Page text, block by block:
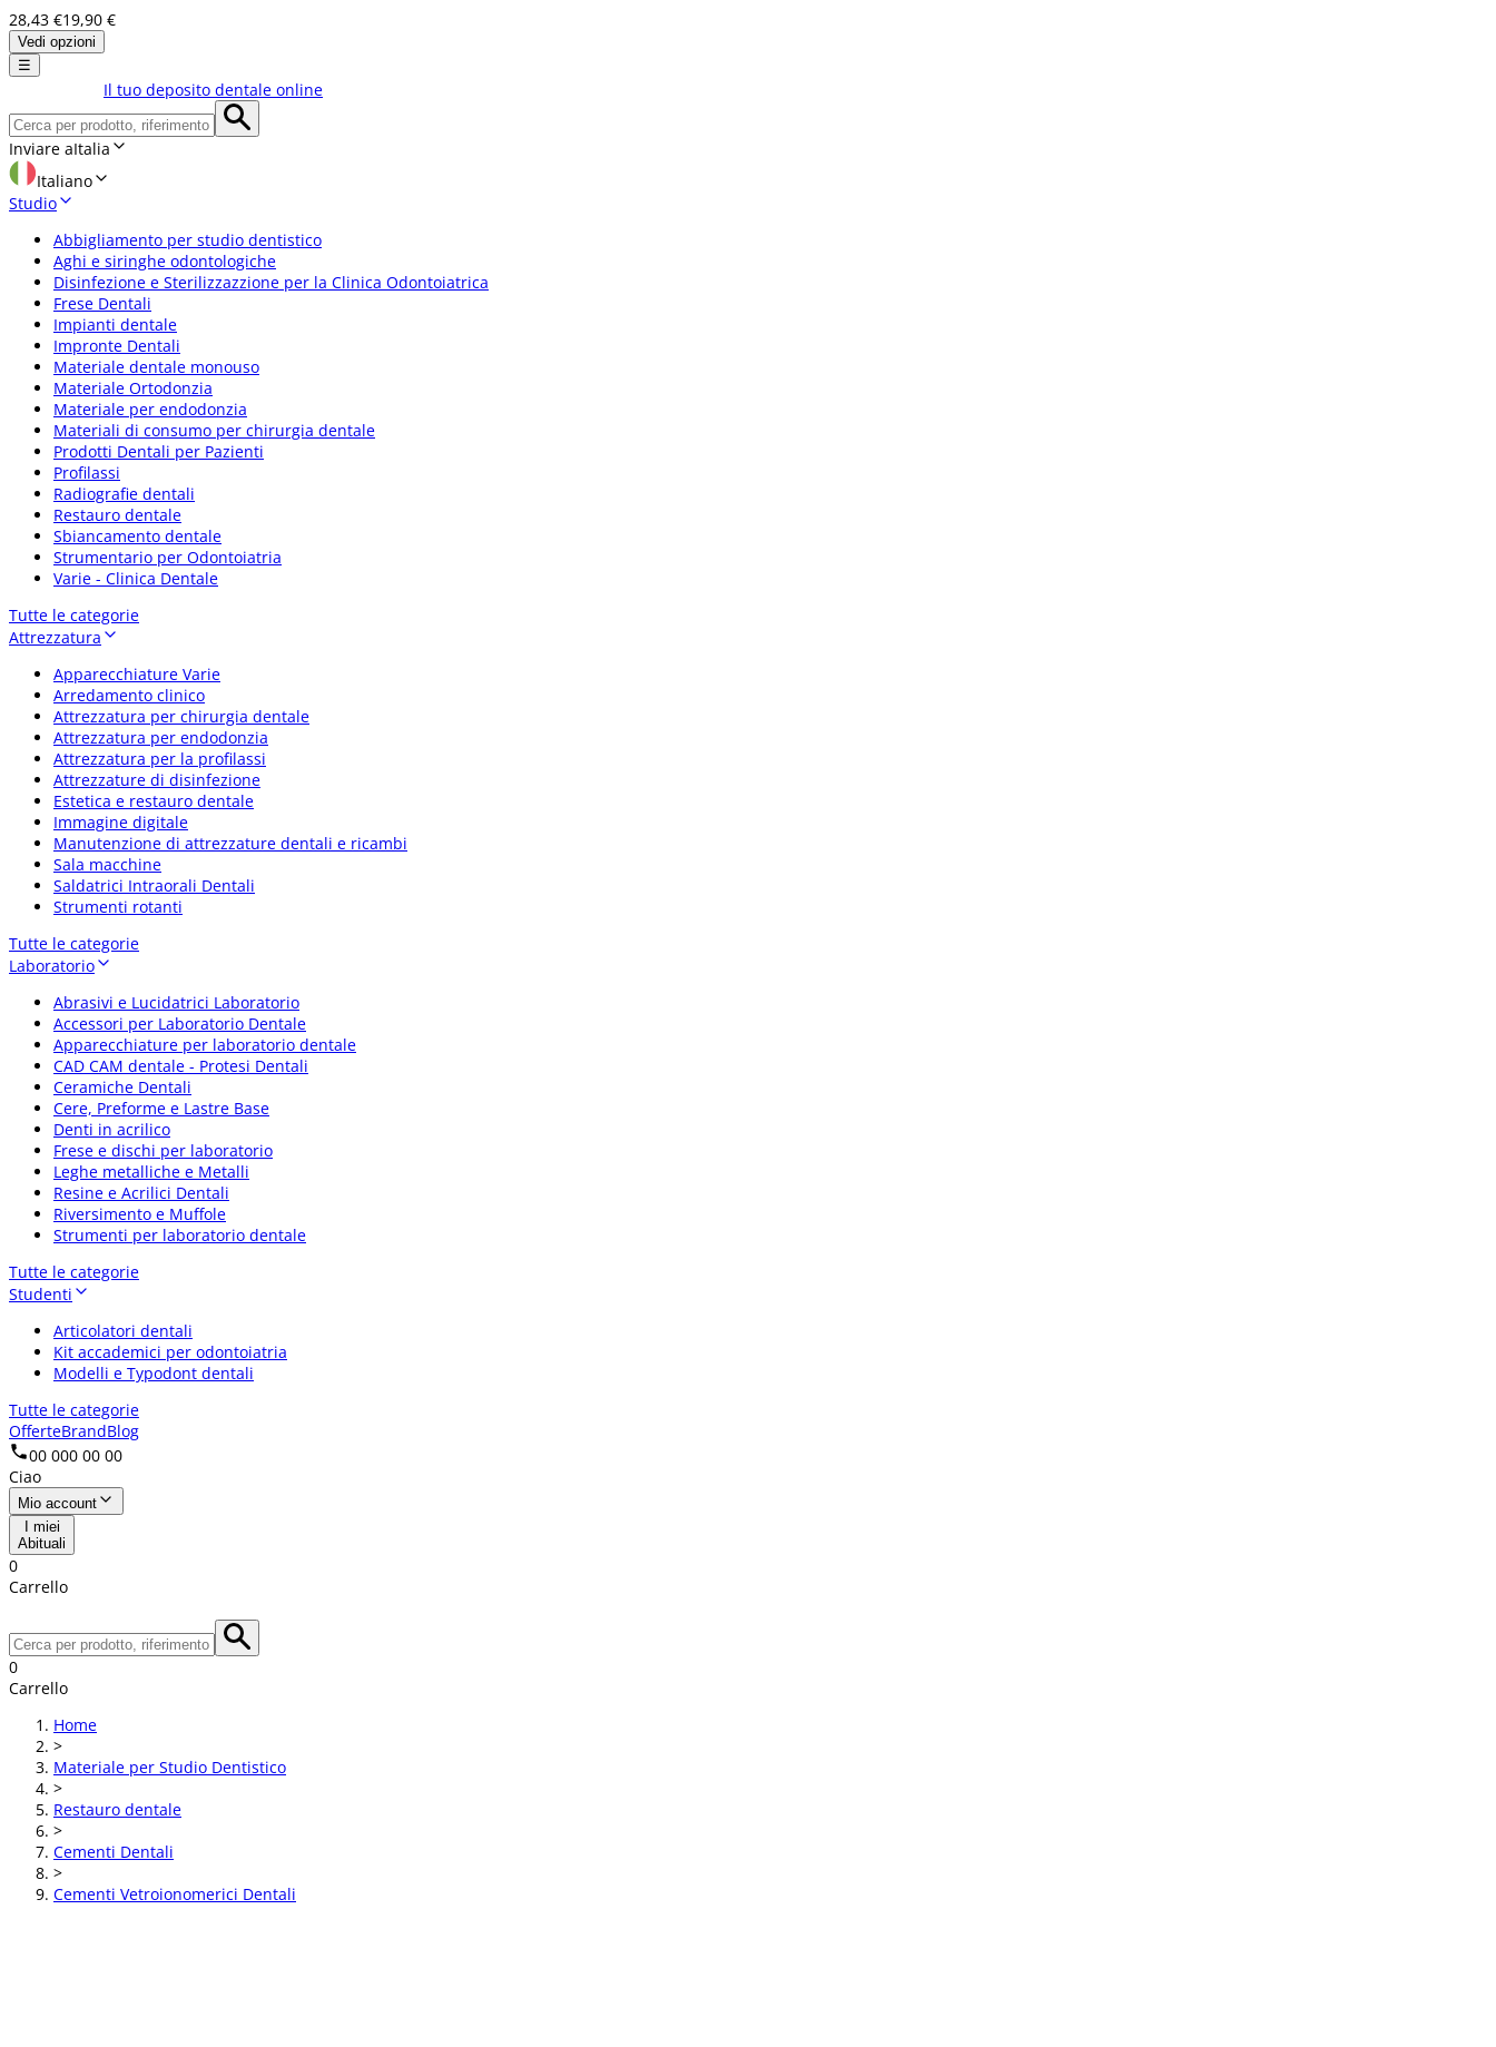
28,43 €19,90 €
Vedi opzioni
☰
Il tuo deposito dentale online
Inviare aItalia
Italiano
Studio
Abbigliamento per studio dentistico
Aghi e siringhe odontologiche
Disinfezione e Sterilizzazzione per la Clinica Odontoiatrica
Frese Dentali
Impianti dentale
Impronte Dentali
Materiale dentale monouso
Materiale Ortodonzia
Materiale per endodonzia
Materiali di consumo per chirurgia dentale
Prodotti Dentali per Pazienti
Profilassi
Radiografie dentali
Restauro dentale
Sbiancamento dentale
Strumentario per Odontoiatria
Varie - Clinica Dentale
Tutte le categorie
Attrezzatura
Apparecchiature Varie
Arredamento clinico
Attrezzatura per chirurgia dentale
Attrezzatura per endodonzia
Attrezzatura per la profilassi
Attrezzature di disinfezione
Estetica e restauro dentale
Immagine digitale
Manutenzione di attrezzature dentali e ricambi
Sala macchine
Saldatrici Intraorali Dentali
Strumenti rotanti
Tutte le categorie
Laboratorio
Abrasivi e Lucidatrici Laboratorio
Accessori per Laboratorio Dentale
Apparecchiature per laboratorio dentale
CAD CAM dentale - Protesi Dentali
Ceramiche Dentali
Cere, Preforme e Lastre Base
Denti in acrilico
Frese e dischi per laboratorio
Leghe metalliche e Metalli
Resine e Acrilici Dentali
Riversimento e Muffole
Strumenti per laboratorio dentale
Tutte le categorie
Studenti
Articolatori dentali
Kit accademici per odontoiatria
Modelli e Typodont dentali
Tutte le categorie
OfferteBrandBlog
00 000 00 00
Ciao
Mio account
I miei
Abituali
0
Carrello
0
Carrello
Home
>
Materiale per Studio Dentistico
>
Restauro dentale
>
Cementi Dentali
>
Cementi Vetroionomerici Dentali